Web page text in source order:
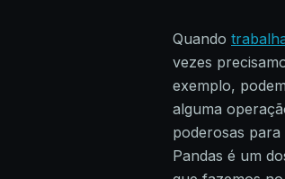
Quando
vezes
exemplo,
alguma
poderosas para
Pandas é um